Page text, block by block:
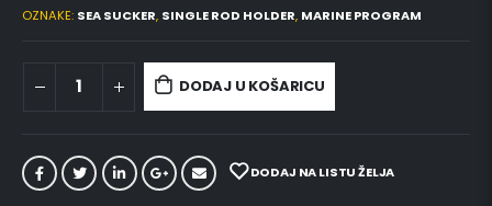
OZNAKE: SEA SUCKER, SINGLE ROD HOLDER, MARINE PROGRAM
DODAJ U KOŠARICU
DODAJ NA LISTU ŽELJA